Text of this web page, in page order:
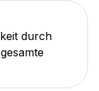
durch